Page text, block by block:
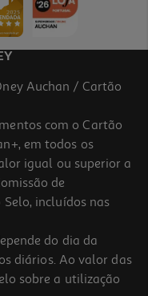
Auchan / Cartão
com o Cartão
em todos os
igual ou superior a
de
incluídos nas
do dia da
diários. Ao valor das
sobre a utilização